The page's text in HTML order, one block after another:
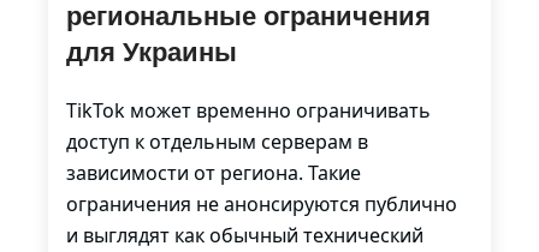
региональные ограничения
для Украины
TikTok может временно ограничивать
доступ к отдельным серверам в
зависимости от региона. Такие
ограничения не анонсируются публично
и выглядят как обычный технический